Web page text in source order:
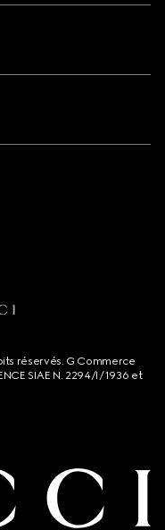
réservés. G Commerce
SIAE N. 2294/I/1936 et